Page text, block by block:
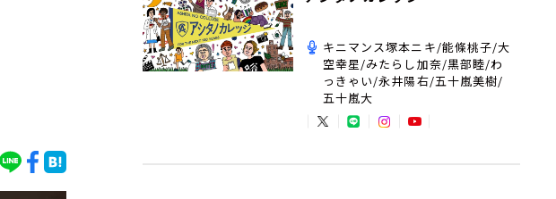
キニマンス塚本ニキ/能條桃子/大
空幸星/みたらし加奈/黒部睦/わ
っきゃい/永井陽右/五十嵐美樹/
五十嵐大